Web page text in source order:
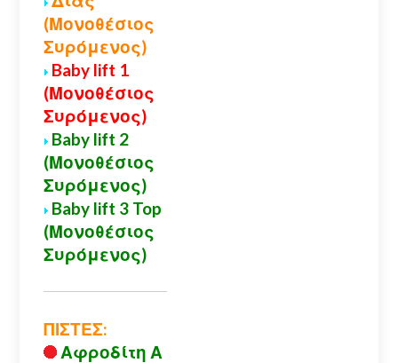
(Μονοθέσιος
Συρόμενος)
Baby lift 1
(Μονοθέσιος
Συρόμενος)
Baby lift 2
(Μονοθέσιος
Συρόμενος)
Baby lift 3 Top
(Μονοθέσιος
Συρόμενος)
ΠΙΣΤΕΣ:
Αφροδίτη Α